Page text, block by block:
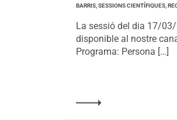
BARRIS, SESSIONS CIENTÍFIQUES,
La sessió del dia 17/
disponible al nostre
Programa: Persona […]